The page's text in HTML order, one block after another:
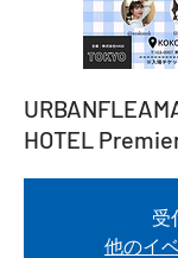
HOTEL
受
他のイ